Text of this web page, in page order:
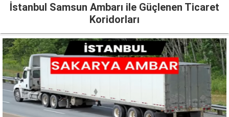
İstanbul Samsun Ambarı ile Güçlenen Ticaret
Koridorları